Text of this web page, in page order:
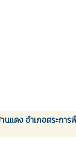
แดง อำเภอตระกา